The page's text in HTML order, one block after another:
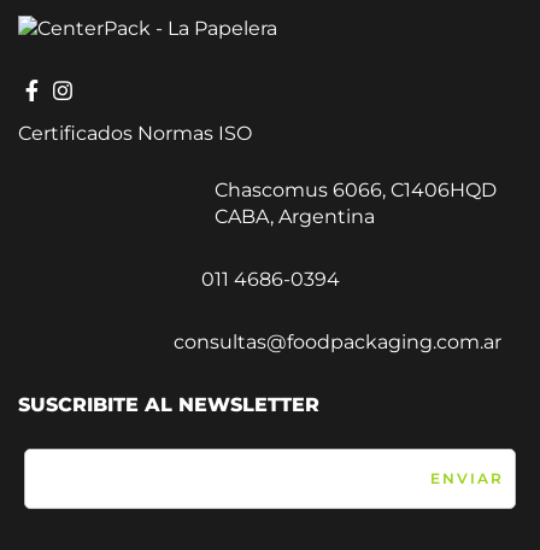
Certificados Normas ISO
Chascomus 6066, C1406HQD
CABA, Argentina
011 4686-0394
consultas@foodpackaging.com.ar
SUSCRIBITE AL NEWSLETTER